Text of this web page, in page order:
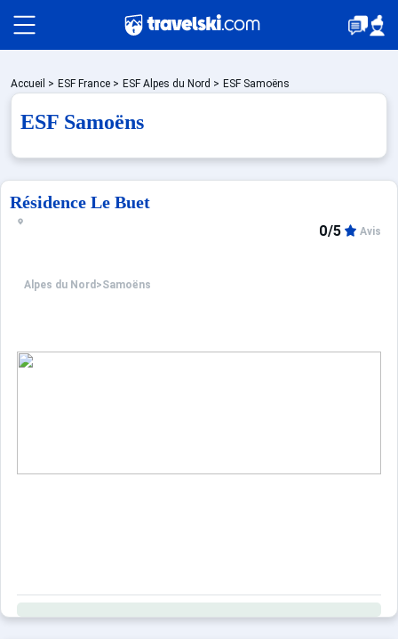
Packages
Hébergements
Bons plans
Accueil > ESF France > ESF Alpes du Nord > ESF Samoëns
ESF Samoëns
Résidence Le Buet
Alpes du Nord >Samoëns
0/5 Avis